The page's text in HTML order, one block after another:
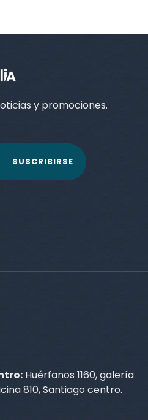
y promociones.
SUSCRIBIRSE
Huérfanos 1160, galería
810, Santiago centro.